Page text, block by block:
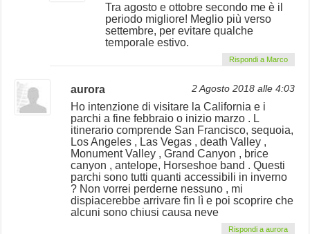
Tra agosto e ottobre secondo me è il
periodo migliore! Meglio più verso
settembre, per evitare qualche
temporale estivo.
Rispondi a Marco
aurora 2 Agosto 2018 alle 4:03
Ho intenzione di visitare la California e i
parchi a fine febbraio o inizio marzo . L
itinerario comprende San Francisco, sequoia,
Los Angeles , Las Vegas , death Valley ,
Monument Valley , Grand Canyon , brice
canyon , antelope, Horseshoe band . Questi
parchi sono tutti quanti accessibili in inverno
? Non vorrei perderne nessuno , mi
dispiacerebbe arrivare fin lì e poi scoprire che
alcuni sono chiusi causa neve
Rispondi a aurora